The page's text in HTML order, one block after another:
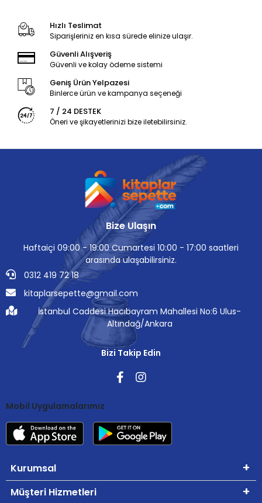
Hızlı Teslimat
Siparişleriniz en kısa sürede elinize ulaşır.
Güvenli Alışveriş
Güvenli ve kolay ödeme sistemi
Geniş Ürün Yelpazesi
Binlerce ürün ve kampanya seçeneği
7 / 24 DESTEK
Öneri ve şikayetlerinizi bize iletebilirsiniz.
Bize Ulaşın
Haftaiçi 09:00 - 19:00 Cumartesi 10:00 - 17:00 saatleri
arasında ulaşabilirsiniz.
0312 419 72 18
kitaplarsepette@gmail.com
İstanbul Caddesi Hacıbayram Mahallesi No:6 Ulus-
Altındağ/Ankara
Bizi Takip Edin
Mobil Uygulamalarımız
Kurumsal
Müşteri Hizmetleri